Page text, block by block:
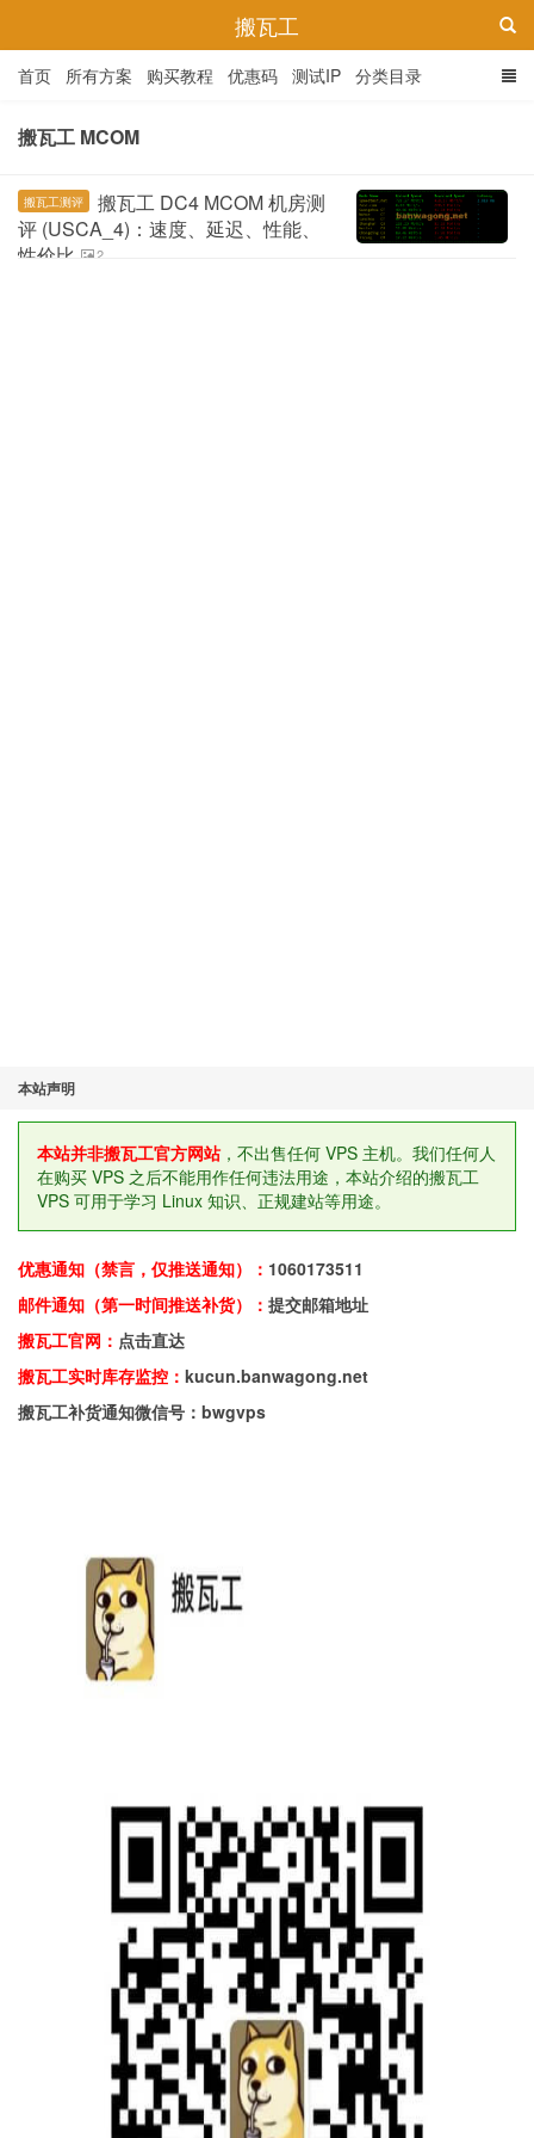
搬瓦工
首页 所有方案 购买教程 优惠码 测试IP 分类目录
搬瓦工 MCOM
搬瓦工测评
搬瓦工 DC4 MCOM 机房测
评 (USCA_4)：速度、延迟、性能、
性价比
2
本站声明
本站并非搬瓦工官方网站，不出售任何 VPS 主机。我们任何人
在购买 VPS 之后不能用作任何违法用途，本站介绍的搬瓦工
VPS 可用于学习 Linux 知识、正规建站等用途。
优惠通知（禁言，仅推送通知）： 1060173511
邮件通知（第一时间推送补货）： 提交邮箱地址
搬瓦工官网： 点击直达
搬瓦工实时库存监控： kucun.banwagong.net
搬瓦工补货通知微信号：bwgvps